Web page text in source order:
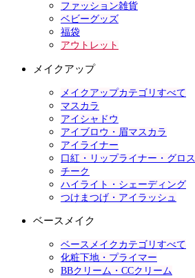
ファッション雑貨
ベビーグッズ
福袋
アウトレット
メイクアップ
メイクアップカテゴリすべて
マスカラ
アイシャドウ
アイブロウ・眉マスカラ
アイライナー
口紅・リップライナー・グロス
チーク
ハイライト・シェーディング
つけまつげ・アイラッシュ
ベースメイク
ベースメイクカテゴリすべて
化粧下地・プライマー
BBクリーム・CCクリーム